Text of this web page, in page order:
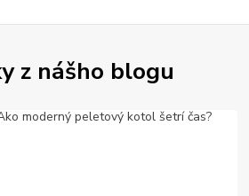
z nášho blogu